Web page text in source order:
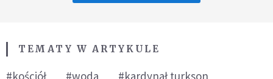
TEMATY W ARTYKULE
#kościół #woda #kardynał turkson